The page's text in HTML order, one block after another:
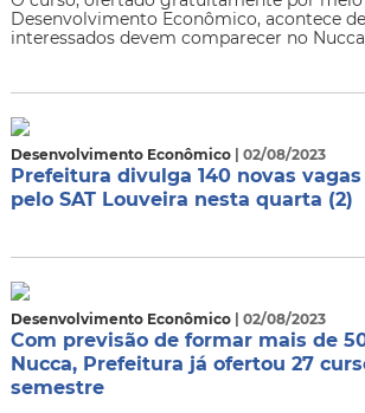
Desenvolvimento Econômico, acontece de
interessados devem comparecer no
Desenvolvimento Econômico | 02/08/2023
Prefeitura divulga 140 novas
pelo SAT Louveira nesta quarta (2)
Desenvolvimento Econômico | 02/08/2023
Com previsão de formar mais de
Nucca, Prefeitura já ofertou 27
semestre